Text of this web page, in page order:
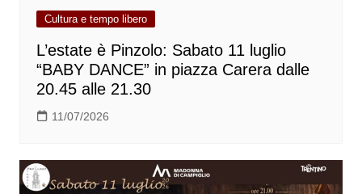
Cultura e tempo libero
L’estate è Pinzolo: Sabato 11 luglio
“BABY DANCE” in piazza Carera dalle
20.45 alle 21.30
11/07/2026